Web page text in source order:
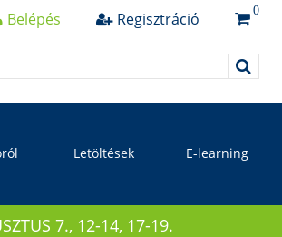
Belépés Regisztráció 0
Letöltések E-learning
7., 12-14, 17-19.